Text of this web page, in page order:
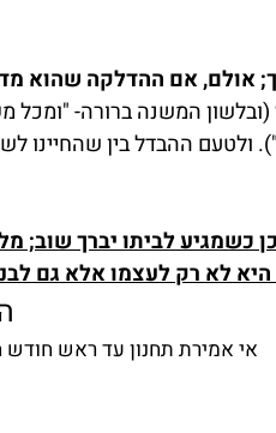
אולם, אם ההדלקה שהוא
(ובלשון המשנה ברורה- "ומכל
. ולטעם ההבדל בין שהחיינו
כשמגיע לביתו יברך שוב;
לא רק לעצמו אלא גם
אי אמירת תחנון עד ראש חודש